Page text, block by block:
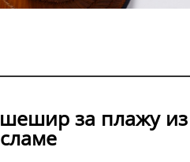
за плажу из